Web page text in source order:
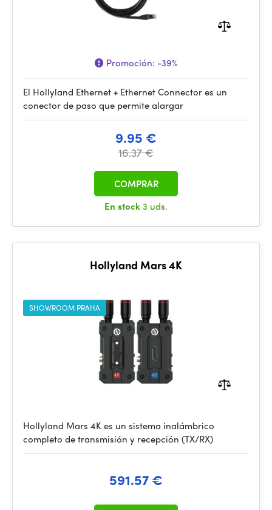
Promoción: -39%
El Hollyland Ethernet + Ethernet Connector es un
conector de paso que permite alargar
9.95 €
16.37 €
En stock3 uds.
COMPRAR
Hollyland Mars 4K
SHOWROOM PRAHA
Hollyland Mars 4K es un sistema inalámbrico
completo de transmisión y recepción (TX/RX)
591.57 €